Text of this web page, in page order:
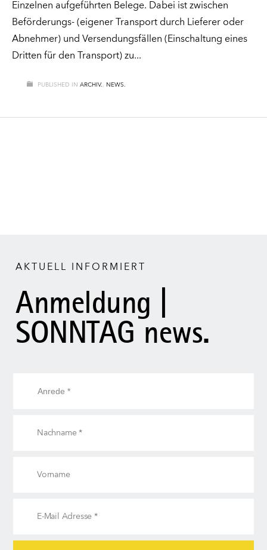
Einzelnen aufgeführten Belege. Dabei ist zwischen
Beförderungs- (eigener Transport durch Lieferer oder
Abnehmer) und Versendungsfällen (Einschaltung eines
Dritten für den Transport) zu
PUBLISHED IN ARCHIV. , NEWS.
AKTUELL INFORMIERT
Anmeldung |
SONNTAG news.